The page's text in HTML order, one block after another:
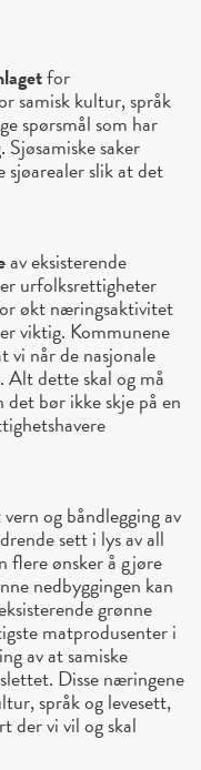
for
samisk kultur, språk
spørsmål som har
saker
sjøarealer slik at det
av eksisterende
urfolksrettigheter
økt næringsaktivitet
viktig. Kommunene
vi når de nasjonale
Alt dette skal og må
det bør ikke skje på en
og båndlegging av
sett i lys av all
flere ønsker å gjøre
nedbyggingen kan
grønne
matprodusenter i
av at samiske
Disse næringene
språk og levesett,
der vi vil og skal